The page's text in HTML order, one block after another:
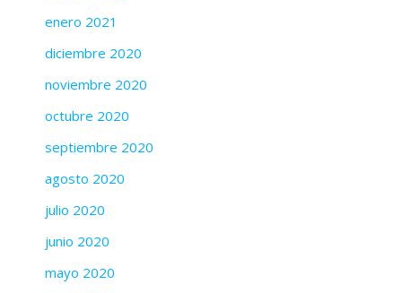
enero 2021
diciembre 2020
noviembre 2020
octubre 2020
septiembre 2020
agosto 2020
julio 2020
junio 2020
mayo 2020